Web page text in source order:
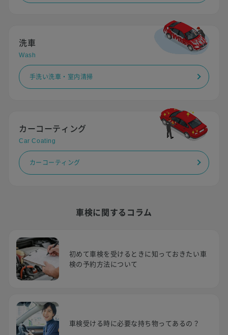
洗車
Wash
手洗い洗車・室内清掃
カーコーティング
Car Coating
カーコーティング
車検に関するコラム
初めて車検を受けるときに知っておきたい車
検の予約方法について
車検受ける時に必要な持ち物ってあるの？